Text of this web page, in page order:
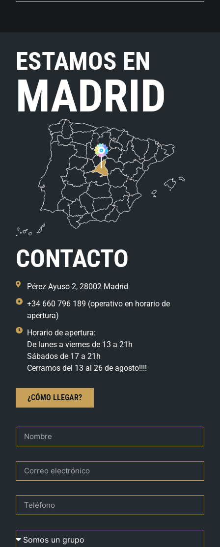
ESTAMOS EN
MADRID
CONTACTO
Pérez Ayuso 2, 28002 Madrid
+34 660 796 189 (operativo en horario de
apertura)
Horario de apertura:
De lunes a viernes de 13 a 21h
Sábados de 17 a 21h
Cerramos del 13 al 26 de agosto!!!!
¿CÓMO LLEGAR?